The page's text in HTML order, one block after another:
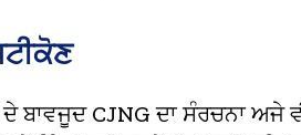
ਬਾਵਜੂਦ CJNG ਦਾ ਸੰਰਚਨਾ ਅਜੇ